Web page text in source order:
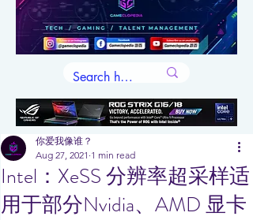
Intel：XeSS 分辨率超采样适
用于部分Nvidia、AMD 显卡
你爱我像谁？
Aug 27, 2021 1 min read